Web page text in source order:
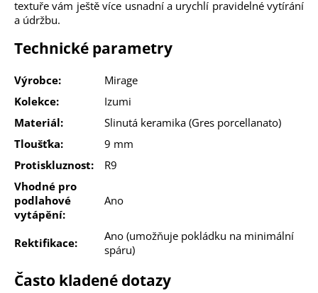
textuře vám ještě více usnadní a urychlí pravidelné vytírání
a údržbu.
Technické parametry
Výrobce:
Mirage
Kolekce:
Izumi
Materiál:
Slinutá keramika (Gres porcellanato)
Tloušťka:
9 mm
Protiskluznost:
R9
Vhodné pro
podlahové
vytápění:
Ano
Rektifikace:
Ano (umožňuje pokládku na minimální
spáru)
Často kladené dotazy